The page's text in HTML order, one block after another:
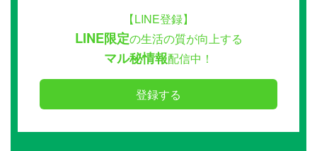
【LINE登録】
LINE限定の生活の質が向上する
マル秘情報配信中！
登録する